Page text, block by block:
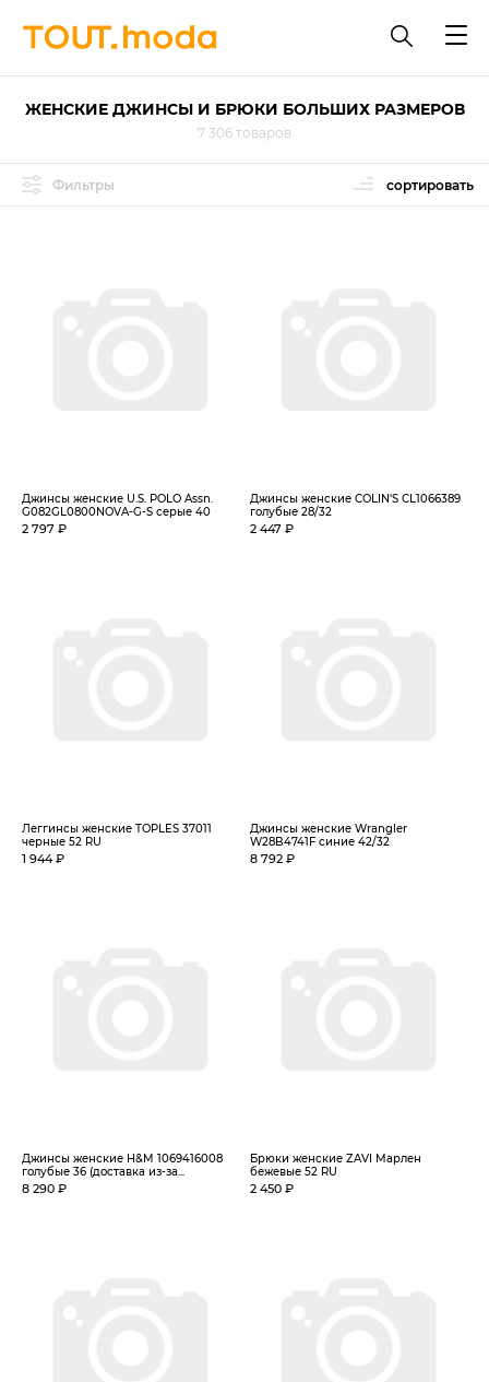
ЖЕНСКИЕ ДЖИНСЫ И БРЮКИ БОЛЬШИХ РАЗМЕРОВ
7 306 товаров
Фильтры сортировать
Джинсы женские U.S. POLO Assn.
G082GL0800NOVA-G-S серые 40
2 797 ₽
Джинсы женские COLIN'S CL1066389
голубые 28/32
2 447 ₽
Леггинсы женские TOPLES 37011
черные 52 RU
1 944 ₽
Джинсы женские Wrangler
W28B4741F синие 42/32
8 792 ₽
Джинсы женские H&M 1069416008
голубые 36 (доставка из-за...
8 290 ₽
Брюки женские ZAVI Марлен
бежевые 52 RU
2 450 ₽